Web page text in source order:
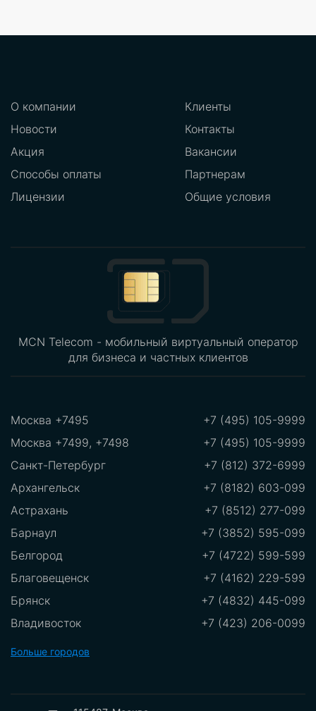
О компании
Новости
Акция
Способы оплаты
Лицензии
Клиенты
Контакты
Вакансии
Партнерам
Общие условия
MCN Telecom - мобильный виртуальный оператор
для бизнеса и частных клиентов
Москва +7495
+7 (495) 105-9999
Москва +7499, +7498
+7 (495) 105-9999
Санкт-Петербург
+7 (812) 372-6999
Архангельск
+7 (8182) 603-099
Астрахань
+7 (8512) 277-099
Барнаул
+7 (3852) 595-099
Белгород
+7 (4722) 599-599
Благовещенск
+7 (4162) 229-599
Брянск
+7 (4832) 445-099
Владивосток
+7 (423) 206-0099
Владикавказ
Больше городов